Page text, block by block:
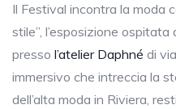
Il Festival incontra la moda
stile”, l’esposizione
presso l’atelier Daphné di
immersivo che intreccia la
dell’alta moda in Riviera,